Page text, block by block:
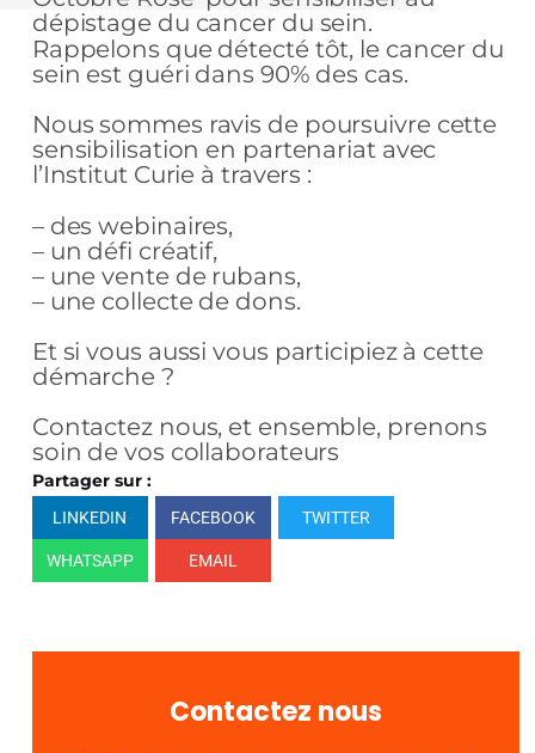
dépistage du cancer du sein.
Rappelons que détecté tôt, le cancer du
sein est guéri dans 90% des cas.
Nous sommes ravis de poursuivre cette
sensibilisation en partenariat avec
l’Institut Curie à travers :
– des webinaires,
– un défi créatif,
– une vente de rubans,
– une collecte de dons.
Et si vous aussi vous participiez à cette
démarche ?
Contactez nous, et ensemble, prenons
soin de vos collaborateurs
Partager sur :
LINKEDIN FACEBOOK TWITTER
WHATSAPP EMAIL
Contactez nous